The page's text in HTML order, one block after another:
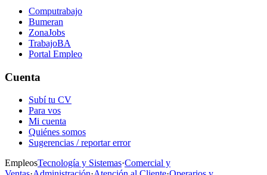
Computrabajo
Bumeran
ZonaJobs
TrabajoBA
Portal Empleo
Cuenta
Subí tu CV
Para vos
Mi cuenta
Quiénes somos
Sugerencias / reportar error
EmpleosTecnología y Sistemas·Comercial y